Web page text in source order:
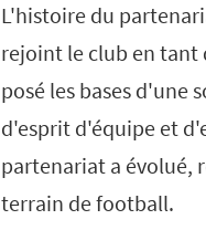
L'histoire du
rejoint le club en tant
posé les bases d'une
d'esprit d'équipe et
partenariat a évolué,
terrain de football.